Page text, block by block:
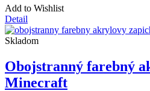
Add to Wishlist
Detail
Skladom
Obojstranný farebný
Minecraft